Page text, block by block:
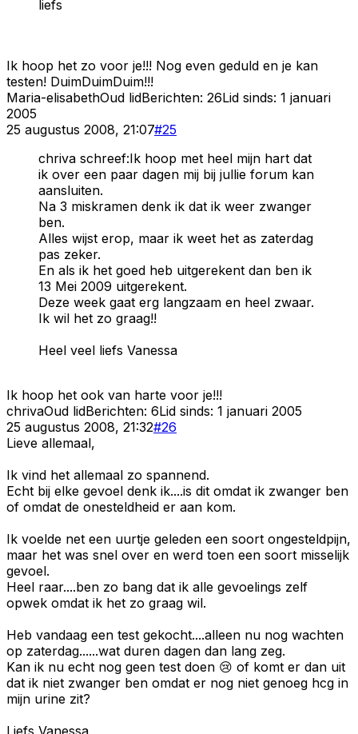
liefs
Ik hoop het zo voor je!!! Nog even geduld en je kan
testen! DuimDuimDuim!!!
Maria-elisabethOud lidBerichten: 26Lid sinds: 1 januari
2005
25 augustus 2008, 21:07#25
chriva schreef:Ik hoop met heel mijn hart dat
ik over een paar dagen mij bij jullie forum kan
aansluiten.
Na 3 miskramen denk ik dat ik weer zwanger
ben.
Alles wijst erop, maar ik weet het as zaterdag
pas zeker.
En als ik het goed heb uitgerekent dan ben ik
13 Mei 2009 uitgerekent.
Deze week gaat erg langzaam en heel zwaar.
Ik wil het zo graag!!
Heel veel liefs Vanessa
Ik hoop het ook van harte voor je!!!
chrivaOud lidBerichten: 6Lid sinds: 1 januari 2005
25 augustus 2008, 21:32#26
Lieve allemaal,
Ik vind het allemaal zo spannend.
Echt bij elke gevoel denk ik....is dit omdat ik zwanger ben
of omdat de onesteldheid er aan kom.
Ik voelde net een uurtje geleden een soort ongesteldpijn,
maar het was snel over en werd toen een soort misselijk
gevoel.
Heel raar....ben zo bang dat ik alle gevoelings zelf
opwek omdat ik het zo graag wil.
Heb vandaag een test gekocht....alleen nu nog wachten
op zaterdag......wat duren dagen dan lang zeg.
Kan ik nu echt nog geen test doen 😢 of komt er dan uit
dat ik niet zwanger ben omdat er nog niet genoeg hcg in
mijn urine zit?
Liefs Vanessa